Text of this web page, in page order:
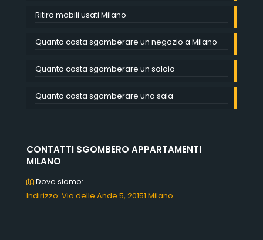
Ritiro mobili usati Milano
Quanto costa sgomberare un negozio a Milano
Quanto costa sgomberare un solaio
Quanto costa sgomberare una sala
CONTATTI SGOMBERO APPARTAMENTI
MILANO
Dove siamo:
Indirizzo: Via delle Ande 5, 20151 Milano